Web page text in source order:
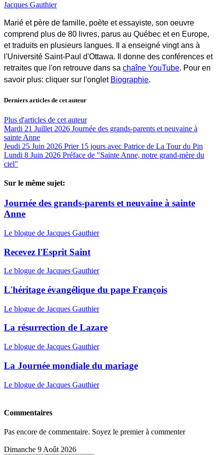
Jacques Gauthier
Marié et père de famille, poète et essayiste, son oeuvre
comprend plus de 80 livres, parus au Québec et en Europe,
et traduits en plusieurs langues. Il a enseigné vingt ans à
l'Université Saint-Paul d'Ottawa. Il donne des conférences et
retraites que l'on retrouve dans sa chaîne YouTube. Pour en
savoir plus: cliquer sur l'onglet Biographie.
Derniers articles de cet auteur
Plus d'articles de cet auteur
Mardi 21 Juillet 2026 Journée des grands-parents et neuvaine à
sainte Anne
Jeudi 25 Juin 2026 Prier 15 jours avec Patrice de La Tour du Pin
Lundi 8 Juin 2026 Préface de "Sainte Anne, notre grand-mère du
ciel"
Sur le même sujet:
Journée des grands-parents et neuvaine à sainte
Anne
Le blogue de Jacques Gauthier
Recevez l'Esprit Saint
Le blogue de Jacques Gauthier
L'héritage évangélique du pape François
Le blogue de Jacques Gauthier
La résurrection de Lazare
Le blogue de Jacques Gauthier
La Journée mondiale du mariage
Le blogue de Jacques Gauthier
Commentaires
Pas encore de commentaire. Soyez le premier à commenter
Dimanche 9 Août 2026